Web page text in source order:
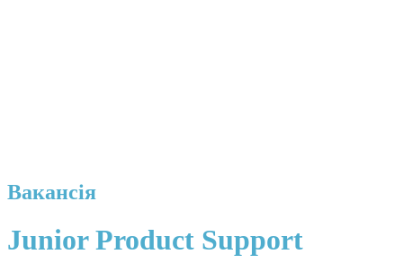
Вакансія
Junior Product Support